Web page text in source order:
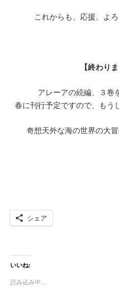
これからも、応援、よ
【終わり
アレーアの続編、３巻
春に刊行予定ですので、もう
奇想天外な海の世界の大
シェア
いいね:
読み込み中…